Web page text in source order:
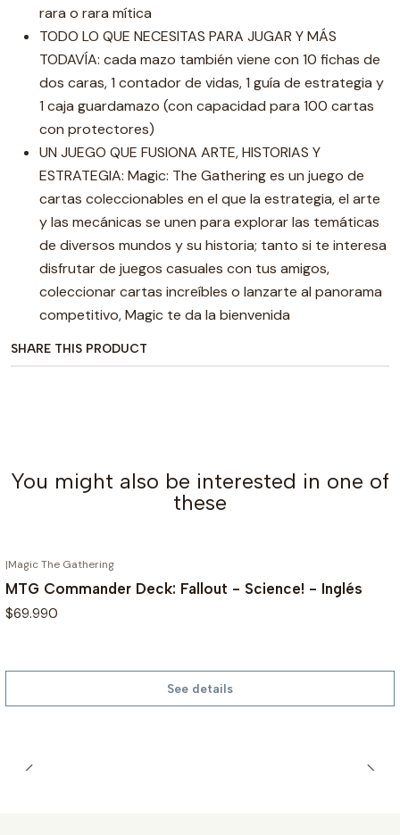
rara o rara mítica
TODO LO QUE NECESITAS PARA JUGAR Y MÁS
TODAVÍA: cada mazo también viene con 10 fichas de
dos caras, 1 contador de vidas, 1 guía de estrategia y
1 caja guardamazo (con capacidad para 100 cartas
con protectores)
UN JUEGO QUE FUSIONA ARTE, HISTORIAS Y
ESTRATEGIA: Magic: The Gathering es un juego de
cartas coleccionables en el que la estrategia, el arte
y las mecánicas se unen para explorar las temáticas
de diversos mundos y su historia; tanto si te interesa
disfrutar de juegos casuales con tus amigos,
coleccionar cartas increíbles o lanzarte al panorama
competitivo, Magic te da la bienvenida
SHARE THIS PRODUCT
You might also be interested in one of
these
|Magic The Gathering
MTG Commander Deck: Fallout - Science! - Inglés
$69.990
See details